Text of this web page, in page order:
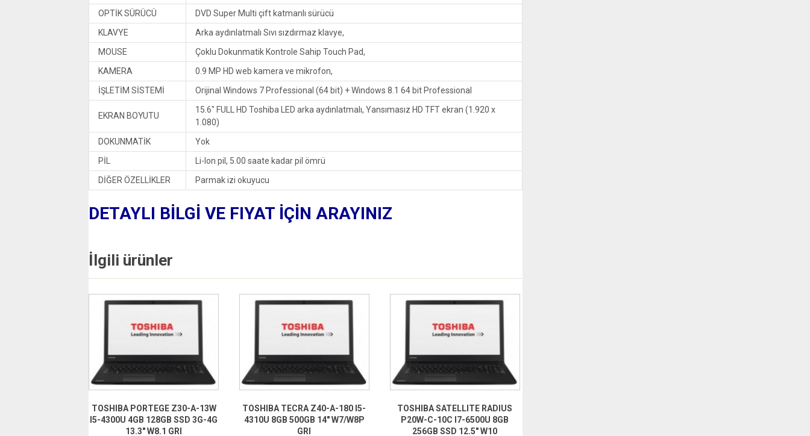
OPTİK SÜRÜCÜ
DVD Super Multi çift katmanlı sürücü
KLAVYE
Arka aydınlatmalı Sıvı sızdırmaz klavye,
MOUSE
Çoklu Dokunmatik Kontrole Sahip Touch Pad,
KAMERA
0.9 MP HD web kamera ve mikrofon,
İŞLETİM SİSTEMİ
Orijinal Windows 7 Professional (64 bit) + Windows 8.1 64 bit Professional
EKRAN BOYUTU
15.6″ FULL HD Toshiba LED arka aydınlatmalı, Yansımasız HD TFT ekran (1.920 x
1.080)
DOKUNMATİK
Yok
PİL
Li-Ion pil, 5.00 saate kadar pil ömrü
DİĞER ÖZELLİKLER
Parmak izi okuyucu
DETAYLI BİLGİ VE FIYAT İÇİN ARAYINIZ
İlgili ürünler
TOSHIBA PORTEGE Z30-A-13W
I5-4300U 4GB 128GB SSD 3G-4G
13.3″ W8.1 GRI
TOSHIBA TECRA Z40-A-180 I5-
4310U 8GB 500GB 14″ W7/W8P
GRI
TOSHIBA SATELLITE RADIUS
P20W-C-10C I7-6500U 8GB
256GB SSD 12.5″ W10